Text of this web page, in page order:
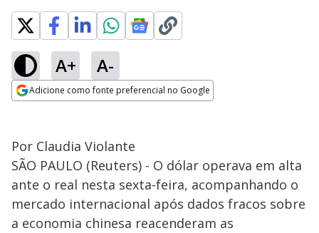
A+ A-
Adicione como fonte preferencial no Google
Por Claudia Violante
SÃO PAULO (Reuters) - O dólar operava em alta
ante o real nesta sexta-feira, acompanhando o
mercado internacional após dados fracos sobre
a economia chinesa reacenderam as